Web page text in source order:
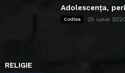
Adolescența,
Codlea 25 iunie
RELIGIE